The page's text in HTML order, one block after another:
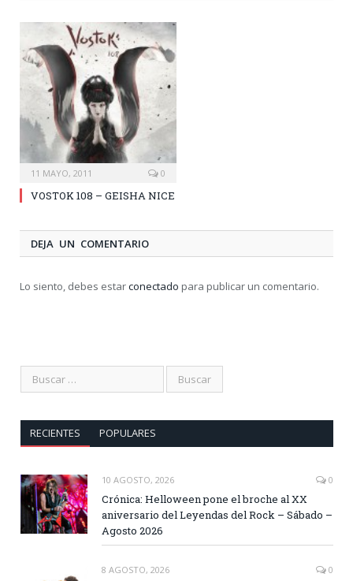
11 MAYO, 2011 0
VOSTOK 108 – GEISHA NICE
DEJA UN COMENTARIO
Lo siento, debes estarconectado para publicar un comentario.
RECIENTES POPULARES
10 AGOSTO, 2026 0
Crónica: Helloween pone el broche al XX
aniversario del Leyendas del Rock – Sábado –
Agosto 2026
8 AGOSTO, 2026 0